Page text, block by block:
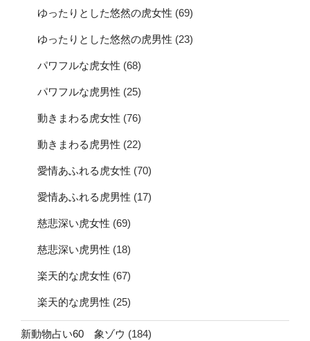
ゆったりとした悠然の虎女性 (69)
ゆったりとした悠然の虎男性 (23)
パワフルな虎女性 (68)
パワフルな虎男性 (25)
動きまわる虎女性 (76)
動きまわる虎男性 (22)
愛情あふれる虎女性 (70)
愛情あふれる虎男性 (17)
慈悲深い虎女性 (69)
慈悲深い虎男性 (18)
楽天的な虎女性 (67)
楽天的な虎男性 (25)
新動物占い60 象ゾウ (184)